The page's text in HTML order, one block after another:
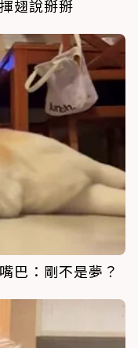
翅說掰掰
巴：剛不是夢？